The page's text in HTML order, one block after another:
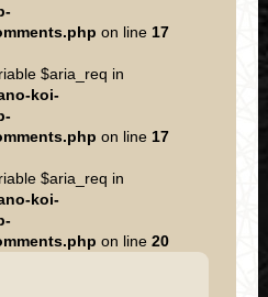
on line 17
$aria_req in
koi-
on line 17
$aria_req in
koi-
on line 20